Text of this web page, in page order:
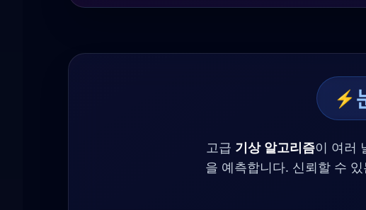
⚡
고급 기상 알고리즘이 여러
을 예측합니다. 신뢰할 수